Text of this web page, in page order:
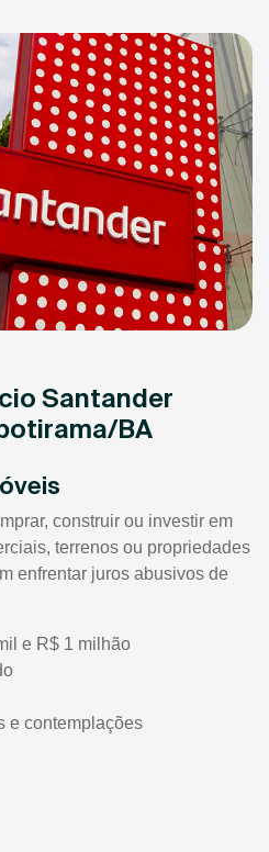
Santander
BA
construir ou investir em
terrenos ou propriedades
enfrentar juros abusivos de
e R$ 1 milhão
e contemplações